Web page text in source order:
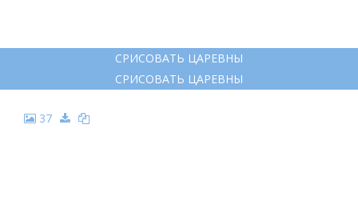
СРИСОВАТЬ ЦАРЕВНЫ
СРИСОВАТЬ ЦАРЕВНЫ
37